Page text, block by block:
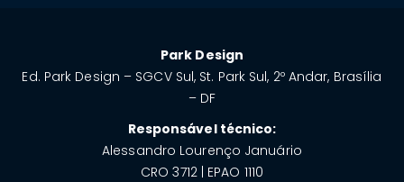
Park Design
Ed. Park Design – SGCV Sul, St. Park Sul, 2º Andar, Brasília
– DF
Responsável técnico:
Alessandro Lourenço Januário
CRO 3712 | EPAO 1110